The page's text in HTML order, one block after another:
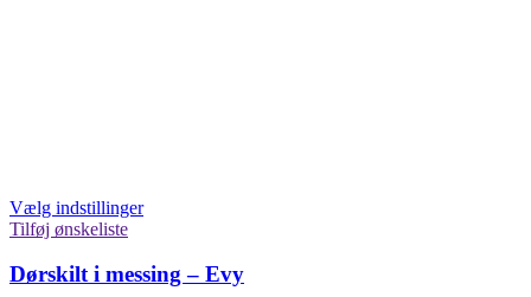
Vælg indstillinger
Tilføj ønskeliste
Dørskilt i messing – Evy